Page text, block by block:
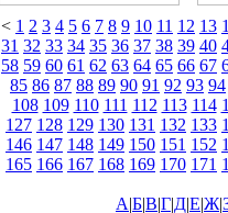
< 1 2 3 4 5 6 7 8 9 10 11 12 13
31 32 33 34 35 36 37 38 39 40
58 59 60 61 62 63 64 65 66 67
85 86 87 88 89 90 91 92 93 94
108 109 110 111 112 113 114
127 128 129 130 131 132 133
146 147 148 149 150 151 152
165 166 167 168 169 170 171
А|Б|В|Г|Д|Е|Ж|